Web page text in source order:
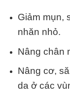
Giảm mụn,
nhăn nhỏ.
Nâng chân
Nâng cơ,
da ở các